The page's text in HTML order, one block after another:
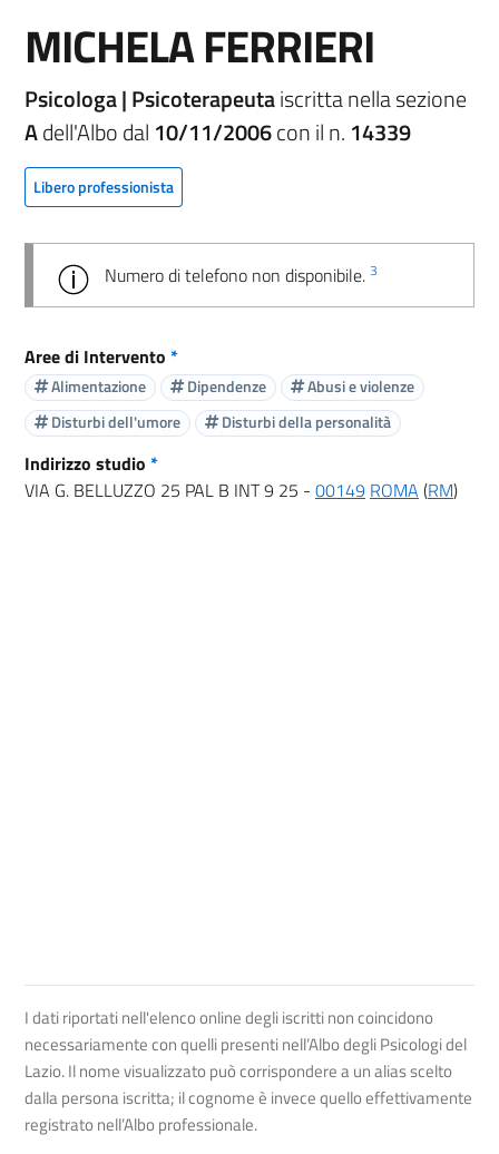
MICHELA FERRIERI
Psicologa | Psicoterapeutaiscritta nella sezione
Adell'Albo dal 10/11/2006con il n. 14339
Libero professionista
Numero di telefono non disponibile. 3
Aree di Intervento *
Alimentazione Dipendenze
Abusi e violenze
Disturbi dell'umore
Disturbi della personalità
Indirizzo studio *
VIA G. BELLUZZO 25 PAL B INT 9 25 - 00149 ROMA (RM)
I dati riportati nell'elenco online degli iscritti non coincidono
necessariamente con quelli presenti nell’Albo degli Psicologi del
Lazio. Il nome visualizzato può corrispondere a un alias scelto
dalla persona iscritta; il cognome è invece quello effettivamente
registrato nell’Albo professionale.